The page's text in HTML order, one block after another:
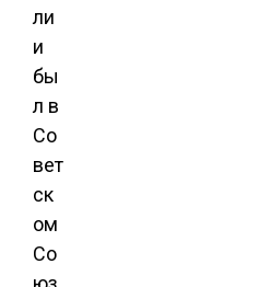
ли
и
бы
л в
Со
вет
ск
ом
Со